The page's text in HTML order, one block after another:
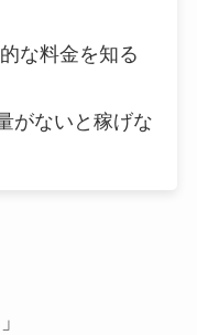
な料金を知る
がないと稼げな